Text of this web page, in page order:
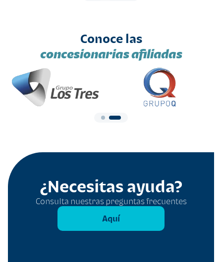
Conoce las
concesionarias afiliadas
¿Necesitas ayuda?
Consulta nuestras preguntas frecuentes
Aquí